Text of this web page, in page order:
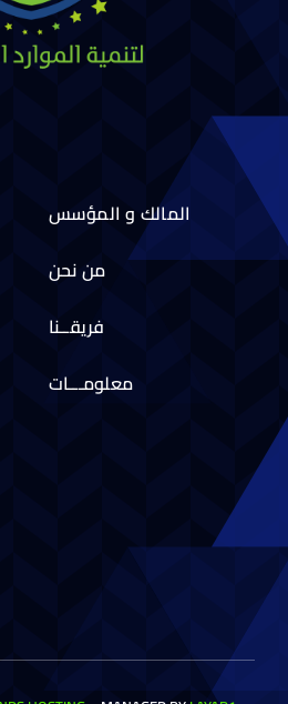
المالك و المؤسس
من نحن
فريقــنا
معلومـــات